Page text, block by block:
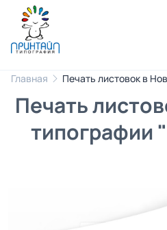
Главная Печать листовок в
Печать
типографии